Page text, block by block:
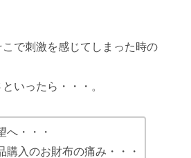
で刺激を感じてしまった時の
いったら・・・。
へ・・・
購入のお財布の痛み・・・